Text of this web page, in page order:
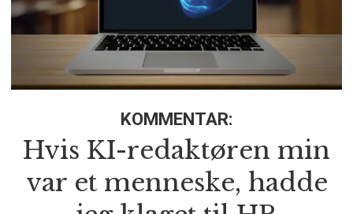
KOMMENTAR:
Hvis KI-redaktøren min
var et menneske, hadde